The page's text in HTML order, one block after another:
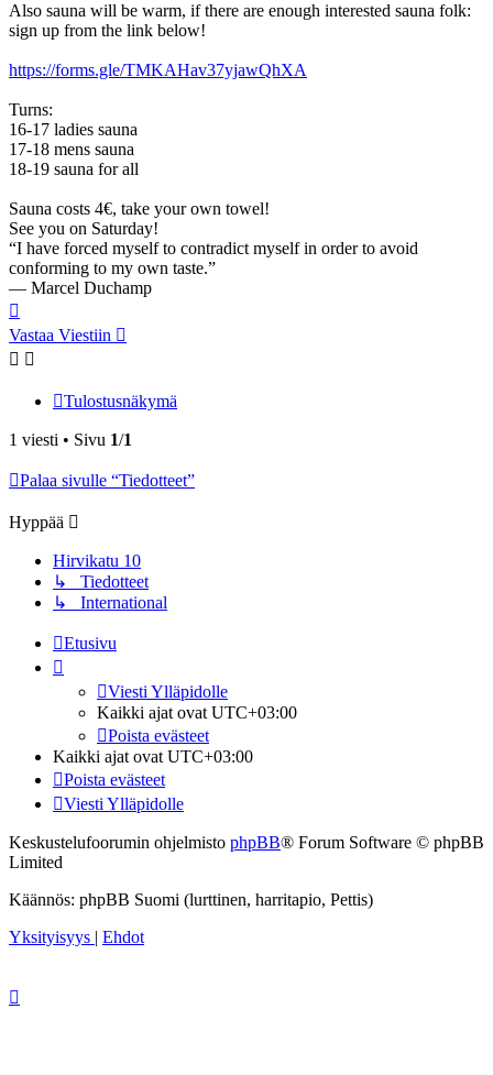
Also sauna will be warm, if there are enough interested sauna folk:
sign up from the link below!
https://forms.gle/TMKAHav37yjawQhXA
Turns:
16-17 ladies sauna
17-18 mens sauna
18-19 sauna for all
Sauna costs 4€, take your own towel!
See you on Saturday!
“I have forced myself to contradict myself in order to avoid
conforming to my own taste.”
― Marcel Duchamp
Vastaa Viestiin
Tulostusnäkymä
1 viesti • Sivu 1/1
Palaa sivulle “Tiedotteet”
Hyppää
Hirvikatu 10
↳ Tiedotteet
↳ International
Etusivu
Viesti Ylläpidolle
Kaikki ajat ovat UTC+03:00
Poista evästeet
Kaikki ajat ovat UTC+03:00
Poista evästeet
Viesti Ylläpidolle
Keskustelufoorumin ohjelmisto phpBB® Forum Software © phpBB
Limited
Käännös: phpBB Suomi (lurttinen, harritapio, Pettis)
Yksityisyys | Ehdot